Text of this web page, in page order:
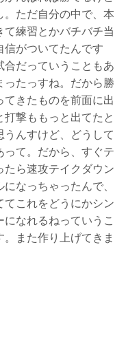
。ただ自分の中で、本
練習とかバチバチ当
信がついてたんです
合だっていうこともあ
ったっすね。だから勝
きたものを前面に出
撃ももっと出てたと
んすけど、どうして
って。だから、すぐテ
たら速攻テイクダウン
なっちゃったんで、
てこれをどうにかシン
なれるねっていうこ
また作り上げてきま